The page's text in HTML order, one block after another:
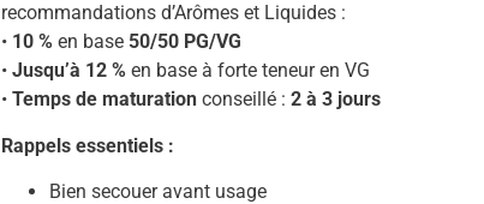
recommandations d’Arômes et Liquides :
• 10 % en base 50/50 PG/VG
•Jusqu’à 12 % en base à forte teneur en VG
•Temps de maturation conseillé :2 à 3 jours
Rappels essentiels :
Bien secouer avant usage